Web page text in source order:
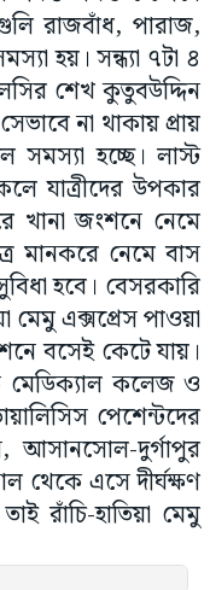
রাজবাঁধ, পারাজ,
হয়। সন্ধ্যা ৭টা ৪
শেখ কুতুবউদ্দিন
না থাকায় প্রায়
সমস্যা হচ্ছে। লাস্ট
যাত্রীদের উপকার
খানা জংশনে নেমে
মানকরে নেমে বাস
হবে। বেসরকারি
মেমু এক্সপ্রেস পাওয়া
বসেই কেটে যায়।
মেডিক্যাল কলেজ ও
পেশেন্টদের
আসানসোল-দুর্গাপুর
থেকে এসে দীর্ঘক্ষণ
রাঁচি-হাতিয়া মেমু